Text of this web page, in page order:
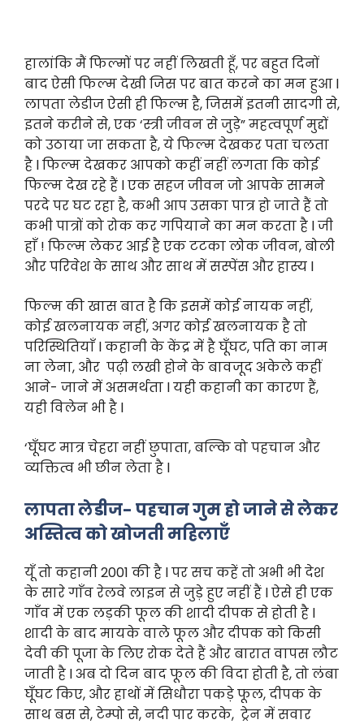
हालांकि मैं फिल्मों पर नहीं लिखती हूँ, पर बहुत दिनों
बाद ऐसी फिल्म देखी जिस पर बात करने का मन हुआ l
लापता लेडीज ऐसी ही फिल्म है, जिसमें इतनी सादगी से,
इतने करीने से, एक ‘स्त्री जीवन से जुड़े” महत्वपूर्ण मुद्दों
को उठाया जा सकता है, ये फिल्म देखकर पता चलता
है l फिल्म देखकर आपको कहीं नहीं लगता कि कोई
फिल्म देख रहे हैं l एक सहज जीवन जो आपके सामने
परदे पर घट रहा है, कभी आप उसका पात्र हो जाते हैं तो
कभी पात्रों को रोक कर गपियाने का मन करता है l जी
हाँ ! फिल्म लेकर आई है एक टटका लोक जीवन, बोली
और परिवेश के साथ और साथ में सस्पेंस और हास्य l
फिल्म की खास बात है कि इसमें कोई नायक नहीं,
कोई खलनायक नहीं, अगर कोई खलनायक है तो
परिस्थितियाँ l कहानी के केंद्र में है घूँघट, पति का नाम
ना लेना, और पढ़ी लखी होने के बावजूद अकेले कहीं
आने- जाने में असमर्थता l यही कहानी का कारण हैं,
यही विलेन भी है l
‘घूँघट मात्र चेहरा नहीं छुपाता, बल्कि वो पहचान और
व्यक्तित्व भी छीन लेता है l
लापता लेडीज- पहचान गुम हो जाने से लेकर
अस्तित्व को खोजती महिलाएँ
यूँ तो कहानी 2001 की है l पर सच कहें तो अभी भी देश
के सारे गाँव रेलवे लाइन से जुड़े हुए नहीं हैं l ऐसे ही एक
गाँव में एक लड़की फूल की शादी दीपक से होती है l
शादी के बाद मायके वाले फूल और दीपक को किसी
देवी की पूजा के लिए रोक देते हैं और बारात वापस लौट
जाती है l अब दो दिन बाद फूल की विदा होती है, तो लंबा
घूँघट किए, और हाथों में सिधौरा पकड़े फूल, दीपक के
साथ बस से, टेम्पो से, नदी पार करके, ट्रेन में सवार